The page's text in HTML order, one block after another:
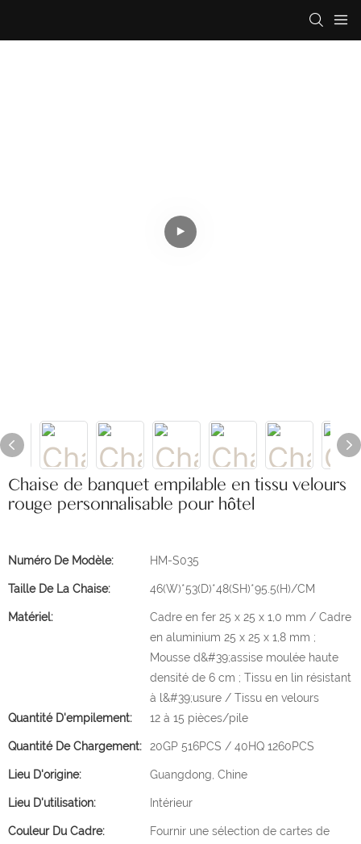
Chaise de banquet empilable en tissu velours
rouge personnalisable pour hôtel
Numéro De Modèle: HM-S035
Taille De La Chaise: 46(W)*53(D)*48(SH)*95.5(H)/CM
Matériel:
Cadre en fer 25 x 25 x 1,0 mm / Cadre
en aluminium 25 x 25 x 1,8 mm ;
Mousse d&#39;assise moulée haute
densité de 6 cm ; Tissu en lin résistant
à l&#39;usure / Tissu en velours
Quantité D'empilement:
12 à 15 pièces/pile
Quantité De Chargement: 20GP 516PCS / 40HQ 1260PCS
Lieu D'origine: Guangdong, Chine
Lieu D'utilisation: Intérieur
Couleur Du Cadre:
Fournir une sélection de cartes de